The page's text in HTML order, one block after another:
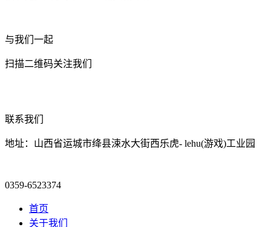
与我们一起
扫描二维码关注我们
联系我们
地址：山西省运城市绛县涑水大街西乐虎- lehu(游戏)工业园
0359-6523374
首页
关于我们